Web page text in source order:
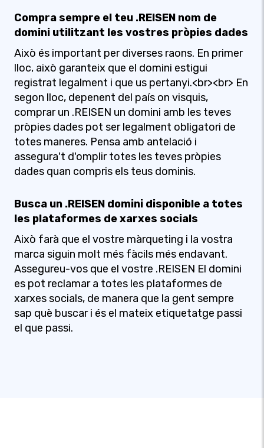
Compra sempre el teu .REISEN nom de
domini utilitzant les vostres pròpies dades
Això és important per diverses raons. En primer
lloc, això garanteix que el domini estigui
registrat legalment i que us pertanyi.<br><br> En
segon lloc, depenent del país on visquis,
comprar un .REISEN un domini amb les teves
pròpies dades pot ser legalment obligatori de
totes maneres. Pensa amb antelació i
assegura't d'omplir totes les teves pròpies
dades quan compris els teus dominis.
Busca un .REISEN domini disponible a totes
les plataformes de xarxes socials
Això farà que el vostre màrqueting i la vostra
marca siguin molt més fàcils més endavant.
Assegureu-vos que el vostre .REISEN El domini
es pot reclamar a totes les plataformes de
xarxes socials, de manera que la gent sempre
sap què buscar i és el mateix etiquetatge passi
el que passi.